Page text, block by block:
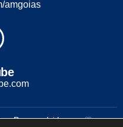
amgoias
Desenvolvido com ♡ por